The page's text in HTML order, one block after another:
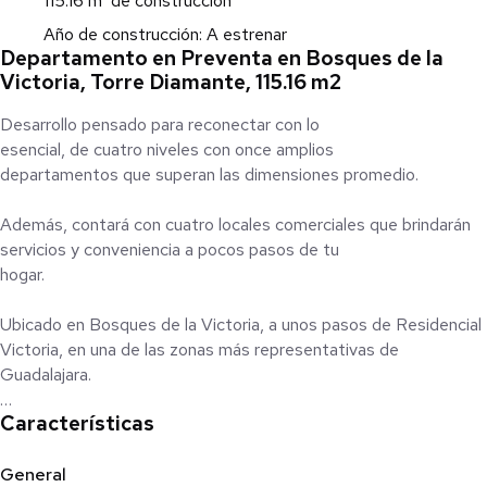
Año de construcción: A estrenar
Departamento en Preventa en Bosques de la
Victoria, Torre Diamante, 115.16 m2
Desarrollo pensado para reconectar con lo
esencial, de cuatro niveles con once amplios
departamentos que superan las dimensiones promedio.
Además, contará con cuatro locales comerciales que brindarán
servicios y conveniencia a pocos pasos de tu
hogar.
Ubicado en Bosques de la Victoria, a unos pasos de Residencial
Victoria, en una de las zonas más representativas de
Guadalajara.
Esta exclusiva torre cuenta con departamentos cada uno de 2
Características
General